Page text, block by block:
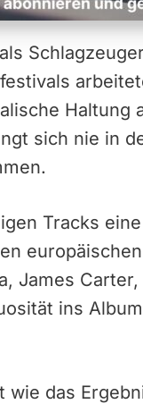
Haltung
sich nie in
Tracks
James
ins
wie das